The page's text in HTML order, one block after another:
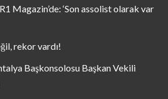
Magazin’de: ‘Son assolist olarak var
rekor vardı!
Başkonsolosu Başkan Vekili